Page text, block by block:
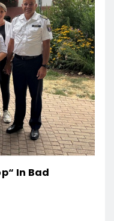
In Bad